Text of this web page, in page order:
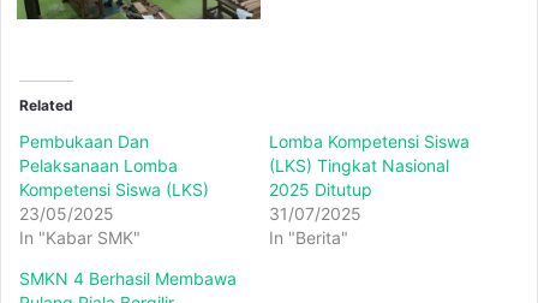
Related
Pembukaan Dan
Pelaksanaan Lomba
Kompetensi Siswa (LKS)
23/05/2025
In "Kabar SMK"
Lomba Kompetensi Siswa
(LKS) Tingkat Nasional
2025 Ditutup
31/07/2025
In "Berita"
SMKN 4 Berhasil Membawa